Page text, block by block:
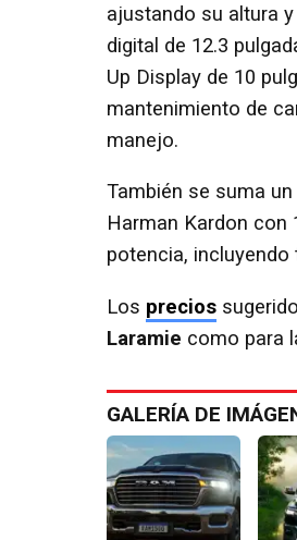
ajustando su altura
digital de 12.3
Up Display de 10
mantenimiento de
manejo.
También se suma
Harman Kardon con
potencia,
Los precios
Laramie como para
GALERÍA DE